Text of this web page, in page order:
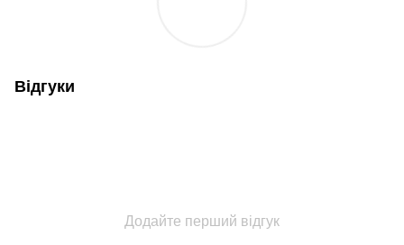
Відгуки
Додайте перший відгук